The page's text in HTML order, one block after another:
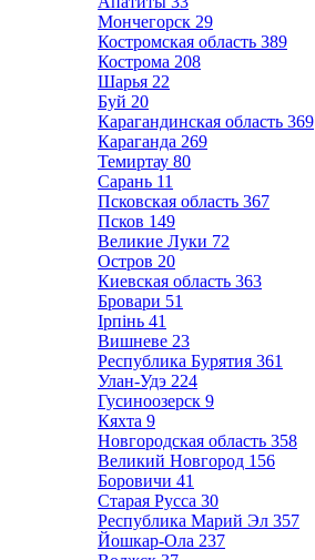
Мончегорск 29
Костромская область 389
Кострома 208
Шарья 22
Буй 20
Карагандинская область 369
Караганда 269
Темиртау 80
Сарань 11
Псковская область 367
Псков 149
Великие Луки 72
Остров 20
Киевская область 363
Бровари 51
Ірпінь 41
Вишневе 23
Республика Бурятия 361
Улан-Удэ 224
Гусиноозерск 9
Кяхта 9
Новгородская область 358
Великий Новгород 156
Боровичи 41
Старая Русса 30
Республика Марий Эл 357
Йошкар-Ола 237